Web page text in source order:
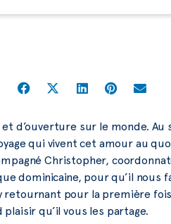
d’ouverture sur le monde. Au
qui vivent cet amour au
Christopher,
dominicaine, pour qu’il nous
retournant pour la première
qu’il vous les partage.